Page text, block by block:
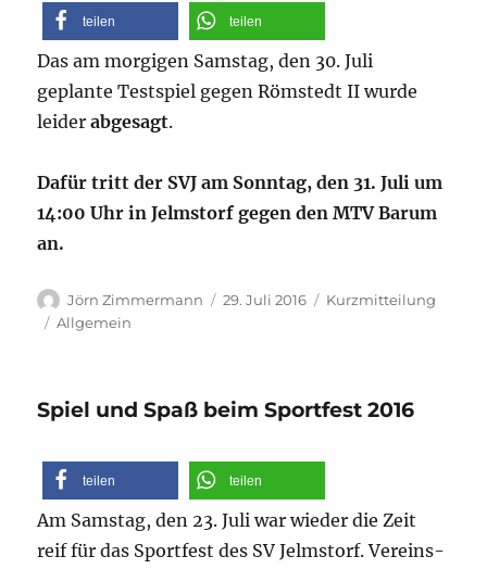
teilen teilen
Das am morgigen Samstag, den 30. Juli
geplante Testspiel gegen Römstedt II wurde
leiderabgesagt.
Dafür tritt der SVJ am Sonntag, den 31. Juli um
14:00 Uhr in Jelmstorf gegen den MTV Barum
an.
Autor
Jörn Zimmermann
Veröffentlicht
29. Juli 2016 Format
Kurzmitteilung
Kategorien
Allgemein
Spiel und Spaß beim Sportfest 2016
teilen teilen
Am Samstag, den 23. Juli war wieder die Zeit
reif für das Sportfest des SV Jelmstorf. Vereins-